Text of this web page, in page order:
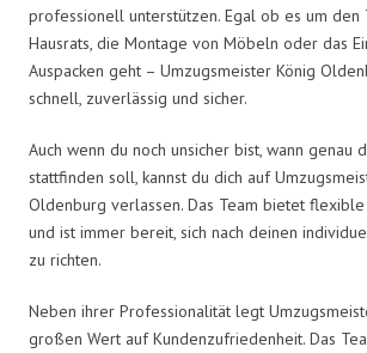
professionell unterstützen. Egal ob es um den
Hausrats, die Montage von Möbeln oder das
Auspacken geht – Umzugsmeister König
schnell, zuverlässig und sicher.
Auch wenn du noch unsicher bist, wann genau
stattfinden soll, kannst du dich auf
Oldenburg verlassen. Das Team bietet flexible
und ist immer bereit, sich nach deinen
zu richten.
Neben ihrer Professionalität legt
großen Wert auf Kundenzufriedenheit. Das